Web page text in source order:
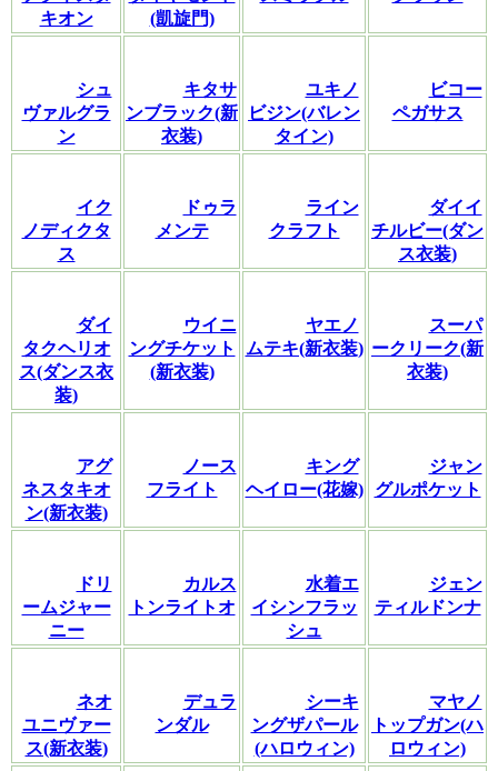
キオン
(凱旋門)
シュ
ヴァルグラ
ン
キタサ
ンブラック(新
衣装)
ユキノ
ビジン(バレン
タイン)
ビコー
ペガサス
イク
ノディクタ
ス
ドゥラ
メンテ
ライン
クラフト
ダイイ
チルビー(ダン
ス衣装)
ダイ
タクヘリオ
ス(ダンス衣
装)
ウイニ
ングチケット
(新衣装)
ヤエノ
ムテキ(新衣装)
スーパ
ークリーク(新
衣装)
アグ
ネスタキオ
ン(新衣装)
ノース
フライト
キング
ヘイロー(花嫁)
ジャン
グルポケット
ドリ
ームジャー
ニー
カルス
トンライトオ
水着エ
イシンフラッ
シュ
ジェン
ティルドンナ
ネオ
ユニヴァー
ス(新衣装)
デュラ
ンダル
シーキ
ングザパール
(ハロウィン)
マヤノ
トップガン(ハ
ロウィン)